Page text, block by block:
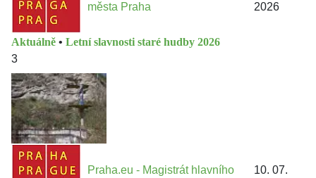
města Praha 2026
Aktuálně • Letní slavnosti staré hudby 2026
3
Praha.eu - Magistrát hlavního
10. 07.